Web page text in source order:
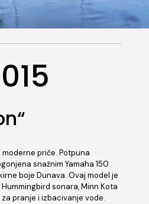
priče. Potpuna
snažnim Yamaha 150
boje Dunava. Ovaj model je
sonara, Minn Kota
pranje i izbacivanje vode.